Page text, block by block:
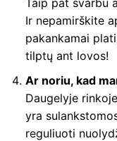
Taip pat svarbu
Ir nepamirškite
pakankamai
tilptų ant lovos!
Ar noriu, kad
Daugelyje
yra
reguliuoti